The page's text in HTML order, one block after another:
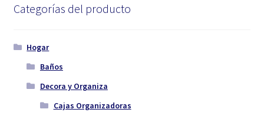
Categorías del producto
Hogar
Baños
Decora y Organiza
Cajas Organizadoras